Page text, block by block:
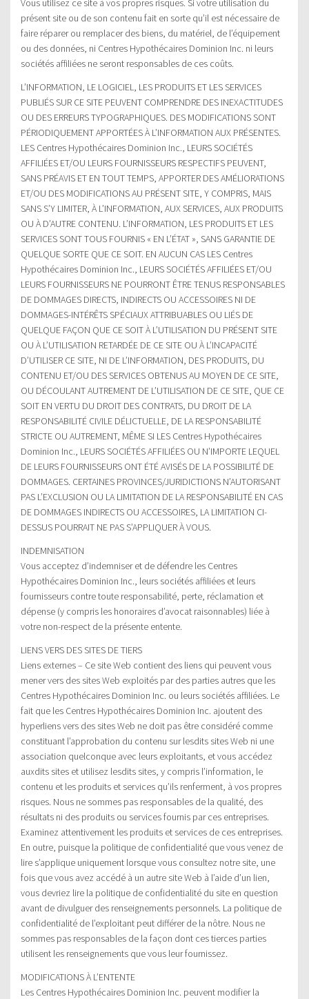
Vous utilisez ce site à vos propres risques. Si votre utilisation du
présent site ou de son contenu fait en sorte qu’il est nécessaire de
faire réparer ou remplacer des biens, du matériel, de l’équipement
ou des données, ni Centres Hypothécaires Dominion Inc. ni leurs
sociétés affiliées ne seront responsables de ces coûts.
L’INFORMATION, LE LOGICIEL, LES PRODUITS ET LES SERVICES
PUBLIÉS SUR CE SITE PEUVENT COMPRENDRE DES INEXACTITUDES
OU DES ERREURS TYPOGRAPHIQUES. DES MODIFICATIONS SONT
PÉRIODIQUEMENT APPORTÉES À L’INFORMATION AUX PRÉSENTES.
LES Centres Hypothécaires Dominion Inc., LEURS SOCIÉTÉS
AFFILIÉES ET/OU LEURS FOURNISSEURS RESPECTIFS PEUVENT,
SANS PRÉAVIS ET EN TOUT TEMPS, APPORTER DES AMÉLIORATIONS
ET/OU DES MODIFICATIONS AU PRÉSENT SITE, Y COMPRIS, MAIS
SANS S’Y LIMITER, À L’INFORMATION, AUX SERVICES, AUX PRODUITS
OU À D’AUTRE CONTENU. L’INFORMATION, LES PRODUITS ET LES
SERVICES SONT TOUS FOURNIS « EN L’ÉTAT », SANS GARANTIE DE
QUELQUE SORTE QUE CE SOIT. EN AUCUN CAS LES Centres
Hypothécaires Dominion Inc., LEURS SOCIÉTÉS AFFILIÉES ET/OU
LEURS FOURNISSEURS NE POURRONT ÊTRE TENUS RESPONSABLES
DE DOMMAGES DIRECTS, INDIRECTS OU ACCESSOIRES NI DE
DOMMAGES-INTÉRÊTS SPÉCIAUX ATTRIBUABLES OU LIÉS DE
QUELQUE FAÇON QUE CE SOIT À L’UTILISATION DU PRÉSENT SITE
OU À L’UTILISATION RETARDÉE DE CE SITE OU À L’INCAPACITÉ
D’UTILISER CE SITE, NI DE L’INFORMATION, DES PRODUITS, DU
CONTENU ET/OU DES SERVICES OBTENUS AU MOYEN DE CE SITE,
OU DÉCOULANT AUTREMENT DE L’UTILISATION DE CE SITE, QUE CE
SOIT EN VERTU DU DROIT DES CONTRATS, DU DROIT DE LA
RESPONSABILITÉ CIVILE DÉLICTUELLE, DE LA RESPONSABILITÉ
STRICTE OU AUTREMENT, MÊME SI LES Centres Hypothécaires
Dominion Inc., LEURS SOCIÉTÉS AFFILIÉES OU N’IMPORTE LEQUEL
DE LEURS FOURNISSEURS ONT ÉTÉ AVISÉS DE LA POSSIBILITÉ DE
DOMMAGES. CERTAINES PROVINCES/JURIDICTIONS N’AUTORISANT
PAS L’EXCLUSION OU LA LIMITATION DE LA RESPONSABILITÉ EN CAS
DE DOMMAGES INDIRECTS OU ACCESSOIRES, LA LIMITATION CI-
DESSUS POURRAIT NE PAS S’APPLIQUER À VOUS.
INDEMNISATION
Vous acceptez d’indemniser et de défendre les Centres
Hypothécaires Dominion Inc., leurs sociétés affiliées et leurs
fournisseurs contre toute responsabilité, perte, réclamation et
dépense (y compris les honoraires d’avocat raisonnables) liée à
votre non-respect de la présente entente.
LIENS VERS DES SITES DE TIERS
Liens externes – Ce site Web contient des liens qui peuvent vous
mener vers des sites Web exploités par des parties autres que les
Centres Hypothécaires Dominion Inc. ou leurs sociétés affiliées. Le
fait que les Centres Hypothécaires Dominion Inc. ajoutent des
hyperliens vers des sites Web ne doit pas être considéré comme
constituant l’approbation du contenu sur lesdits sites Web ni une
association quelconque avec leurs exploitants, et vous accédez
auxdits sites et utilisez lesdits sites, y compris l’information, le
contenu et les produits et services qu’ils renferment, à vos propres
risques. Nous ne sommes pas responsables de la qualité, des
résultats ni des produits ou services fournis par ces entreprises.
Examinez attentivement les produits et services de ces entreprises.
En outre, puisque la politique de confidentialité que vous venez de
lire s’applique uniquement lorsque vous consultez notre site, une
fois que vous avez accédé à un autre site Web à l’aide d’un lien,
vous devriez lire la politique de confidentialité du site en question
avant de divulguer des renseignements personnels. La politique de
confidentialité de l’exploitant peut différer de la nôtre. Nous ne
sommes pas responsables de la façon dont ces tierces parties
utilisent les renseignements que vous leur fournissez.
MODIFICATIONS À L’ENTENTE
Les Centres Hypothécaires Dominion Inc. peuvent modifier la